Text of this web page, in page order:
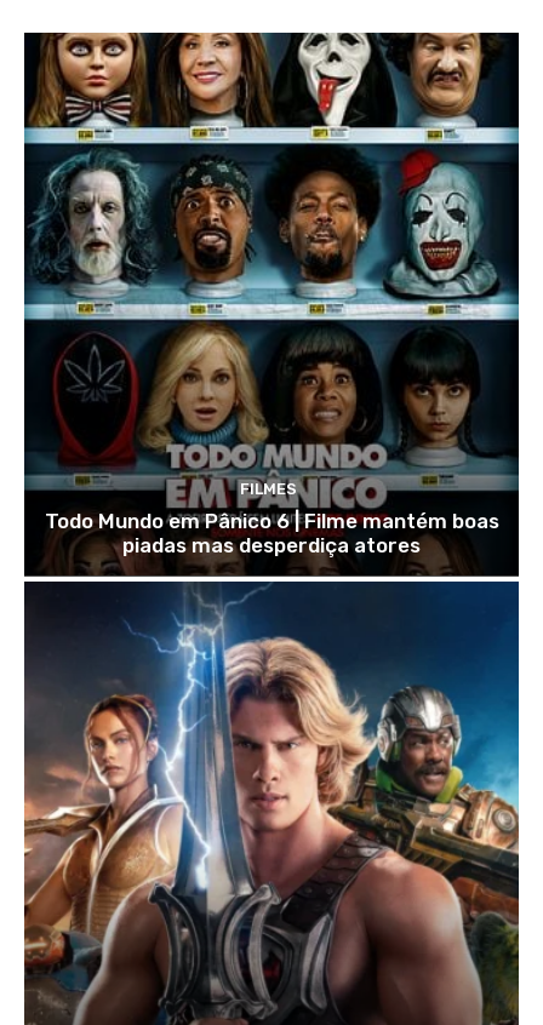
FILMES
Todo Mundo em Pânico 6 | Filme mantém boas
piadas mas desperdiça atores